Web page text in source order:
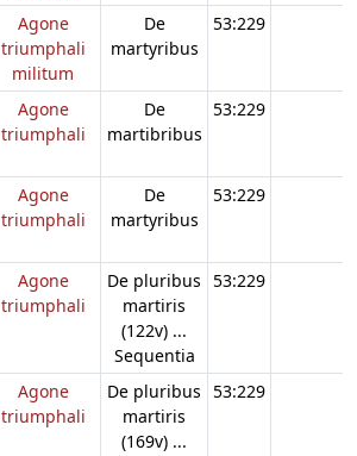
Agone
triumphali
militum
De
martyribus
53:229
Agone
triumphali
De
martibribus
53:229
Agone
triumphali
De
martyribus
53:229
Agone
triumphali
De pluribus
martiris
(122v) ...
Sequentia
53:229
Agone
triumphali
De pluribus
martiris
(169v) ...
53:229